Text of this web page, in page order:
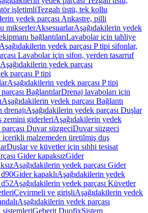
işletimliTezgah üstü, tek kollu
yedek parçası Ankastre, pilli
mikserlerAksesuarlarAşağıdakilerin yedek
bağlantılarıLavabolar için tahliye
Aşağıdakilerin yedek parçası P tipi sifonlar,
Lavabolar için sifon, yerden tasarruf
Aşağıdakilerin yedek parçası
parçası P tipi
Aşağıdakilerin yedek parçası P tipi
BağlantılarDrenaj lavaboları için
Aşağıdakilerin yedek parçası Bağlantı
Aşağıdakilerin yedek parçası Duşlar
zemini giderleriAşağıdakilerin yedek
Duvar süzgeciDuvar süzgeci
malzemeden üretilmiş duş
Duşlar ve küvetler için sıhhi tesisat
Gider kapaksızGider
Aşağıdakilerin yedek parçası Gider
Gider kapaklıAşağıdakilerin yedek
Aşağıdakilerin yedek parçası Küvetler
Çevirmeli ve girişliAşağıdakilerin yedek
Aşağıdakilerin yedek parçası
Geberit DuofixSistem